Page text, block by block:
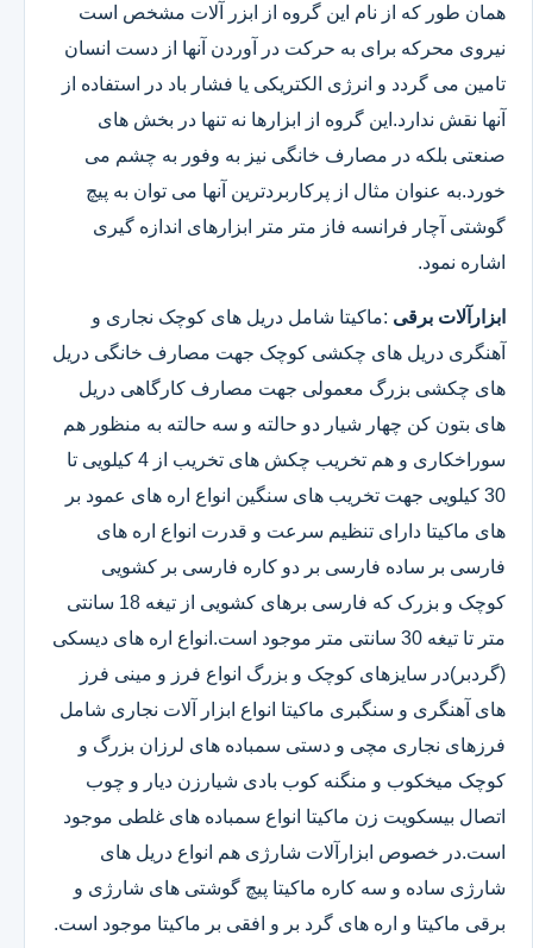
همان طور که از نام این گروه از ابزر آلات مشخص است
نیروی محرکه برای به حرکت در آوردن آنها از دست انسان
تامین می گردد و انرژی الکتریکی یا فشار باد در استفاده از
آنها نقش ندارد.این گروه از ابزارها نه تنها در بخش های
صنعتی بلکه در مصارف خانگی نیز به وفور به چشم می
خورد.به عنوان مثال از پرکاربردترین آنها می توان به پیچ
گوشتی آچار فرانسه فاز متر متر ابزارهای اندازه گیری
اشاره نمود.
ابزارآلات برقی :ماکیتا شامل دریل های کوچک نجاری و
آهنگری دریل های چکشی کوچک جهت مصارف خانگی دریل
های چکشی بزرگ معمولی جهت مصارف کارگاهی دریل
های بتون کن چهار شیار دو حالته و سه حالته به منظور هم
سوراخکاری و هم تخریب چکش های تخریب از 4 کیلویی تا
30 کیلویی جهت تخریب های سنگین انواع اره های عمود بر
های ماکیتا دارای تنظیم سرعت و قدرت انواع اره های
فارسی بر ساده فارسی بر دو کاره فارسی بر کشویی
کوچک و بزرک که فارسی برهای کشویی از تیغه 18 سانتی
متر تا تیغه 30 سانتی متر موجود است.انواع اره های دیسکی
(گردبر)در سایزهای کوچک و بزرگ انواع فرز و مینی فرز
های آهنگری و سنگبری ماکیتا انواع ابزار آلات نجاری شامل
فرزهای نجاری مچی و دستی سمباده های لرزان بزرگ و
کوچک میخکوب و منگنه کوب بادی شیارزن دیار و چوب
اتصال بیسکویت زن ماکیتا انواع سمباده های غلطی موجود
است.در خصوص ابزارآلات شارژی هم انواع دریل های
شارژی ساده و سه کاره ماکیتا پیچ گوشتی های شارژی و
برقی ماکیتا و اره های گرد بر و افقی بر ماکیتا موجود است.